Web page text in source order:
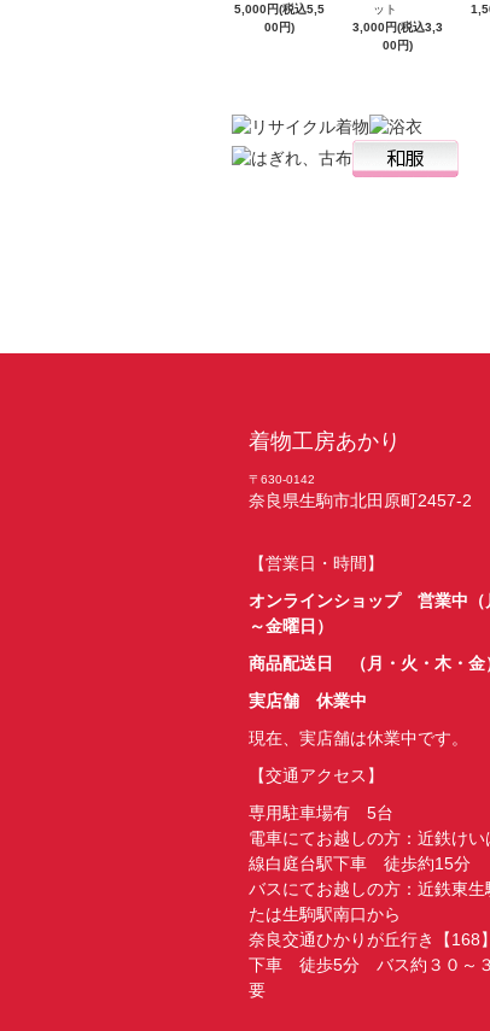
5,000円(税込5,5
00円)
ット
3,000円(税込3,3
00円)
着物工房あかり
〒630-0142
奈良県生駒市北田原町2457-2
【営業日・時間】
オンラインショップ 営業中（
～金曜日）
商品配送日 （月・火・木・金
実店舗 休業中
現在、実店舗は休業中です。
【交通アクセス】
専用駐車場有 5台
電車にてお越しの方：近鉄けい
線白庭台駅下車 徒歩約15分
バスにてお越しの方：近鉄東生
たは生駒駅南口から
奈良交通ひかりが丘行き【168
下車 徒歩5分 バス約３０～
要